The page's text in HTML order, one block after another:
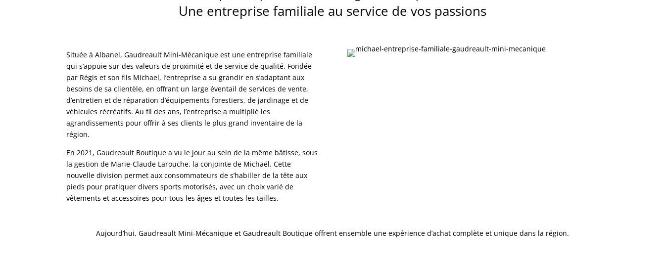
Une entreprise familiale au service de vos passions
Située à Albanel, Gaudreault Mini-Mécanique est une entreprise familiale
qui s’appuie sur des valeurs de proximité et de service de qualité. Fondée
par Régis et son fils Michael, l’entreprise a su grandir en s’adaptant aux
besoins de sa clientèle, en offrant un large éventail de services de vente,
d’entretien et de réparation d’équipements forestiers, de jardinage et de
véhicules récréatifs. Au fil des ans, l’entreprise a multiplié les
agrandissements pour offrir à ses clients le plus grand inventaire de la
région.
En 2021, Gaudreault Boutique a vu le jour au sein de la même bâtisse, sous
la gestion de Marie-Claude Larouche, la conjointe de Michaël. Cette
nouvelle division permet aux consommateurs de s’habiller de la tête aux
pieds pour pratiquer divers sports motorisés, avec un choix varié de
vêtements et accessoires pour tous les âges et toutes les tailles.
Aujourd’hui, Gaudreault Mini-Mécanique et Gaudreault Boutique offrent ensemble une expérience d’achat complète et unique dans la région.